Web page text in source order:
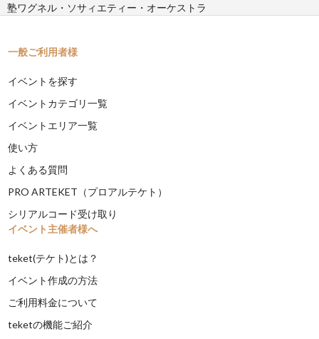
塾ワグネル・ソサィエティー・オーケストラ
一般ご利用者様
イベントを探す
イベントカテゴリ一覧
イベントエリア一覧
使い方
よくある質問
PRO ARTEKET（プロアルテケト）
シリアルコード受け取り
イベント主催者様へ
teket(テケト)とは？
イベント作成の方法
ご利用料金について
teketの機能ご紹介